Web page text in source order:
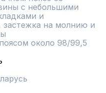
с небольшими
и
на молнию и
около 98/99,5